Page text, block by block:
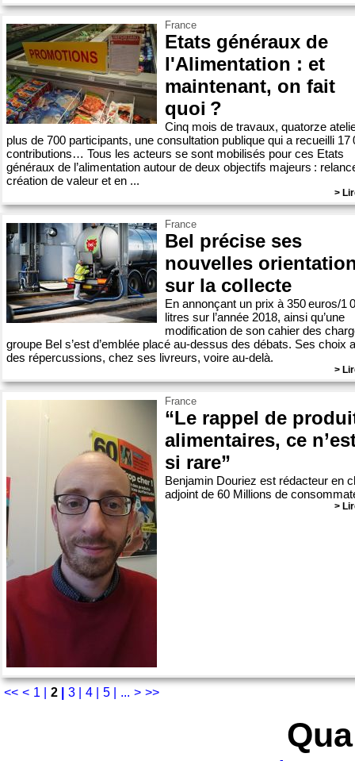
France
Etats généraux de
l'Alimentation : et
maintenant, on fait
quoi ?
Cinq mois de travaux, quatorze
plus de 700 participants, une consultation publique qui a recueilli 17
contributions… Tous les acteurs se sont mobilisés pour ces Etats
généraux de l’alimentation autour de deux objectifs majeurs :
création de valeur et en ...
>
France
Bel précise ses
nouvelles
sur la collecte
En annonçant un prix à 350 euros/1
litres sur l’année 2018, ainsi qu’une
modification de son cahier des
groupe Bel s’est d’emblée placé au-dessus des débats. Ses choix
des répercussions, chez ses livreurs, voire au-delà.
>
France
“Le rappel de
alimentaires, ce
si rare”
Benjamin Douriez est rédacteur en
adjoint de 60 Millions de
>
<< < 1 | 2 3 | 4 | 5 | ... > >>